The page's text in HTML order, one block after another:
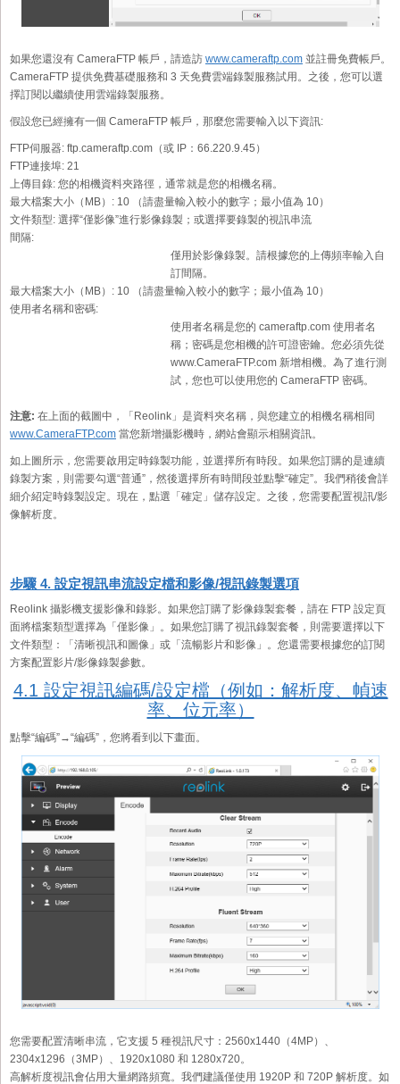
如果您還沒有 CameraFTP 帳戶，請造訪 www.cameraftp.com 並註冊免費帳戶。
CameraFTP 提供免費基礎服務和 3 天免費雲端錄製服務試用。之後，您可以選
擇訂閱以繼續使用雲端錄製服務。
假設您已經擁有一個 CameraFTP 帳戶，那麼您需要輸入以下資訊:
FTP伺服器: ftp.cameraftp.com（或 IP：66.220.9.45）
FTP連接埠: 21
上傳目錄: 您的相機資料夾路徑，通常就是您的相機名稱。
最大檔案大小（MB）: 10 （請盡量輸入較小的數字；最小值為 10）
文件類型: 選擇“僅影像”進行影像錄製；或選擇要錄製的視訊串流
間隔:
僅用於影像錄製。請根據您的上傳頻率輸入自
訂間隔。
最大檔案大小（MB）: 10 （請盡量輸入較小的數字；最小值為 10）
使用者名稱和密碼:
使用者名稱是您的 cameraftp.com 使用者名
稱；密碼是您相機的許可證密鑰。您必須先從
www.CameraFTP.com 新增相機。為了進行測
試，您也可以使用您的 CameraFTP 密碼。
注意: 在上面的截圖中，「Reolink」是資料夾名稱，與您建立的相機名稱相同
www.CameraFTP.com 當您新增攝影機時，網站會顯示相關資訊。
如上圖所示，您需要啟用定時錄製功能，並選擇所有時段。如果您訂購的是連續
錄製方案，則需要勾選“普通”，然後選擇所有時間段並點擊“確定”。我們稍後會詳
細介紹定時錄製設定。現在，點選「確定」儲存設定。之後，您需要配置視訊/影
像解析度。
步驟 4. 設定視訊串流設定檔和影像/視訊錄製選項
Reolink 攝影機支援影像和錄影。如果您訂購了影像錄製套餐，請在 FTP 設定頁
面將檔案類型選擇為「僅影像」。如果您訂購了視訊錄製套餐，則需要選擇以下
文件類型：「清晰視訊和圖像」或「流暢影片和影像」。您還需要根據您的訂閱
方案配置影片/影像錄製參數。
4.1 設定視訊編碼/設定檔（例如：解析度、幀速
率、位元率）
點擊“編碼”→“編碼”，您將看到以下畫面。
您需要配置清晰串流，它支援 5 種視訊尺寸：2560x1440（4MP）、
2304x1296（3MP）、1920x1080 和 1280x720。
高解析度視訊會佔用大量網路頻寬。我們建議僅使用 1920P 和 720P 解析度。如